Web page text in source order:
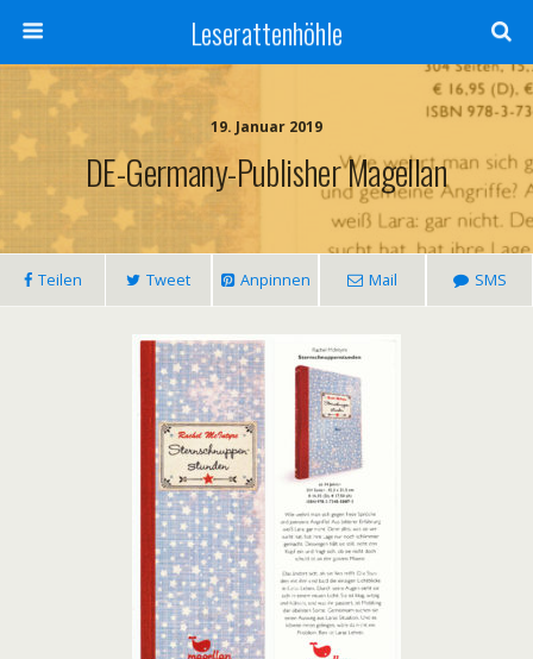
Leserattenhöhle
19. Januar 2019
DE-Germany-Publisher Magellan
Teilen Tweet Anpinnen Mail SMS